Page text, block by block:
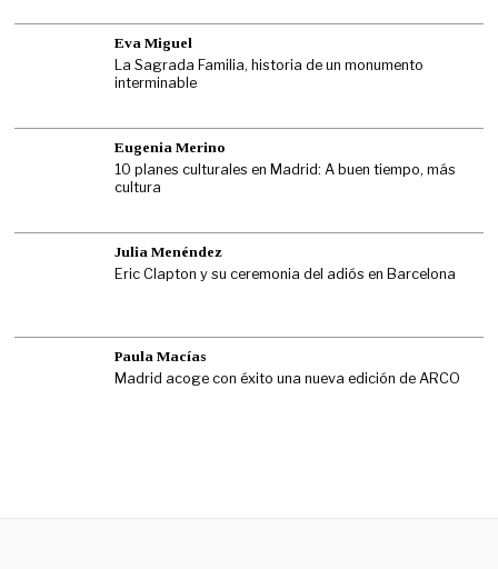
Eva Miguel
La Sagrada Familia, historia de un monumento
interminable
Eugenia Merino
10 planes culturales en Madrid: A buen tiempo, más
cultura
Julia Menéndez
Eric Clapton y su ceremonia del adiós en Barcelona
Paula Macías
Madrid acoge con éxito una nueva edición de ARCO